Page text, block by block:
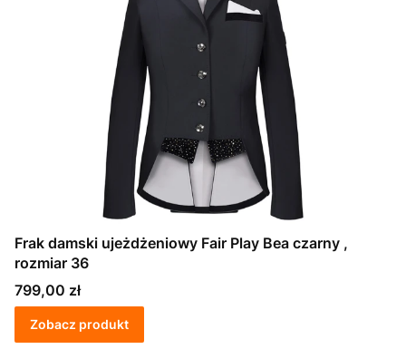
Frak damski ujeżdżeniowy Fair Play Bea czarny ,
rozmiar 36
Cena
799,00 zł
Zobacz produkt